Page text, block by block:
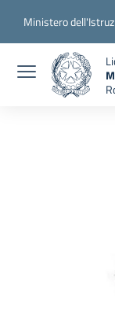
Slim top
Ministero